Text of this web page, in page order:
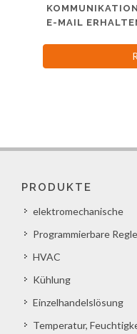
E-MAIL
PRODUKTE
elektromechanische
Programmierbare
HVAC
Kühlung
Einzelhandelslösung
Temperatur,